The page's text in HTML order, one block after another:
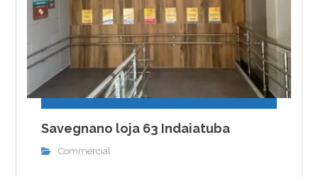
Savegnano loja 63 Indaiatuba
Commercial